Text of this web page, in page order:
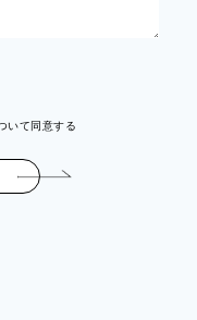
いて同意する